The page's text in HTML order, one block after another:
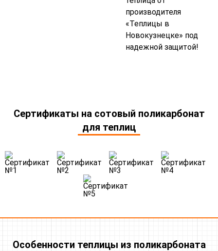
производителя
«Теплицы в
Новокузнецке» под
надежной защитой!
Сертификаты на сотовый поликарбонат
для теплиц
Особенности теплицы из поликарбоната